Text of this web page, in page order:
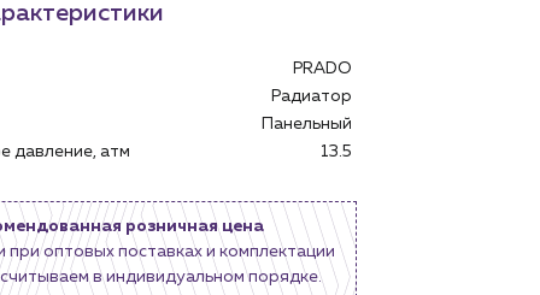
PRADO
Радиатор
Панельный
давление, атм
13.5
розничная цена
при оптовых поставках и комплектации
в индивидуальном порядке.